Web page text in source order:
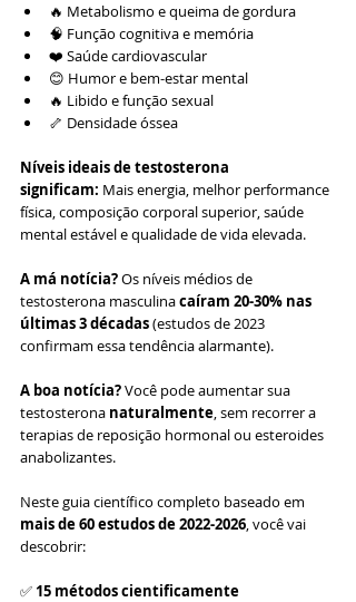
🔥 Metabolismo e queima de gordura
🧠 Função cognitiva e memória
❤️ Saúde cardiovascular
😊 Humor e bem-estar mental
🔥 Libido e função sexual
🦴 Densidade óssea
Níveis ideais de testosterona
significam: Mais energia, melhor performance
física, composição corporal superior, saúde
mental estável e qualidade de vida elevada.
A má notícia? Os níveis médios de
testosterona masculina caíram 20-30% nas
últimas 3 décadas (estudos de 2023
confirmam essa tendência alarmante).
A boa notícia? Você pode aumentar sua
testosterona naturalmente, sem recorrer a
terapias de reposição hormonal ou esteroides
anabolizantes.
Neste guia científico completo baseado em
mais de 60 estudos de 2022-2026, você vai
descobrir:
✅ 15 métodos cientificamente